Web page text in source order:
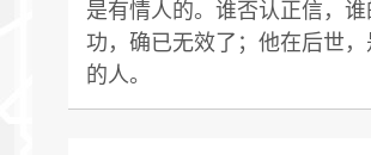
是有情人的。谁否认正信，
功，确已无效了；他在后世
的人。